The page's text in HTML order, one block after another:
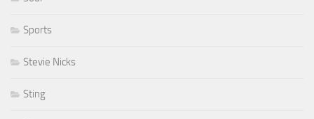
Sports
Stevie Nicks
Sting